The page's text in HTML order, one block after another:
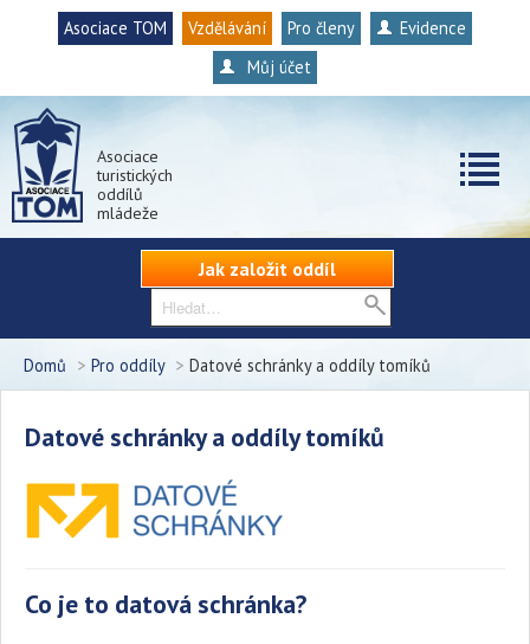
Asociace TOM Vzdělávání Pro členy
Evidence
Můj účet
Asociace
turistických
oddílů
mládeže
Jak založit oddíl
Domů > Pro oddíly > Datové schránky a oddíly tomíků
Datové schránky a oddíly tomíků
Co je to datová schránka?